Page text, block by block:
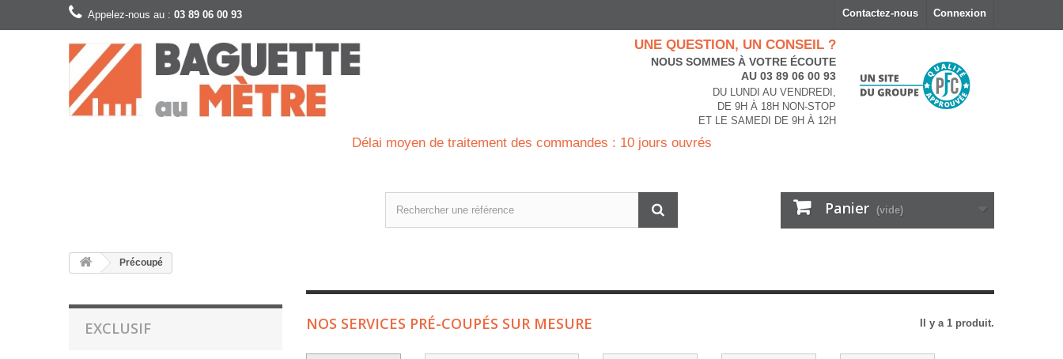
Connexion
Contactez-nous
Appelez-nous au : 03 89 06 00 93
UNE QUESTION, UN CONSEIL ?
NOUS SOMMES À VOTRE ÉCOUTE
AU 03 89 06 00 93
DU LUNDI AU VENDREDI,
DE 9H À 18H NON-STOP
ET LE SAMEDI DE 9H À 12H
Délai moyen de traitement des commandes : 10 jours ouvrés
Panier (vide)
Précoupé
EXCLUSIF NOS SERVICES PRÉ-COUPÉS SUR MESURE Il y a 1 produit.